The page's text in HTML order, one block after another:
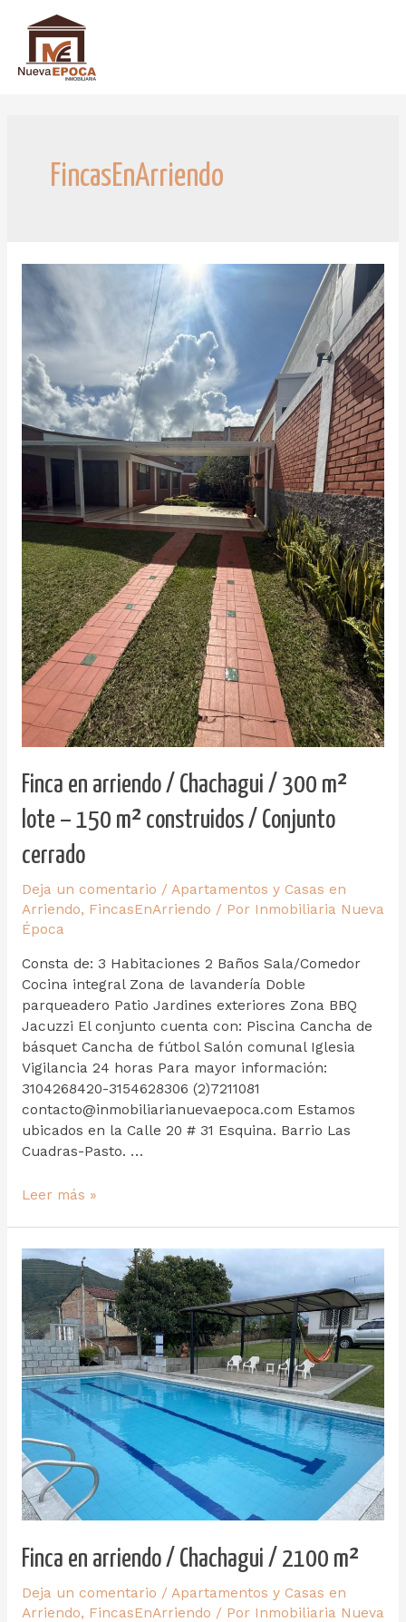
FincasEnArriendo
Finca en arriendo / Chachagui / 300 m²
lote – 150 m² construidos / Conjunto
cerrado
Deja un comentario / Apartamentos y Casas en
Arriendo, FincasEnArriendo / Por Inmobiliaria Nueva
Época
Consta de: 3 Habitaciones 2 Baños Sala/Comedor
Cocina integral Zona de lavandería Doble
parqueadero Patio Jardines exteriores Zona BBQ
Jacuzzi El conjunto cuenta con: Piscina Cancha de
básquet Cancha de fútbol Salón comunal Iglesia
Vigilancia 24 horas Para mayor información:
3104268420-3154628306 (2)7211081
contacto@inmobiliarianuevaepoca.com Estamos
ubicados en la Calle 20 # 31 Esquina. Barrio Las
Cuadras-Pasto. …
Leer más »
Finca en arriendo / Chachagui / 2100 m²
Deja un comentario / Apartamentos y Casas en
Arriendo, FincasEnArriendo / Por Inmobiliaria Nueva